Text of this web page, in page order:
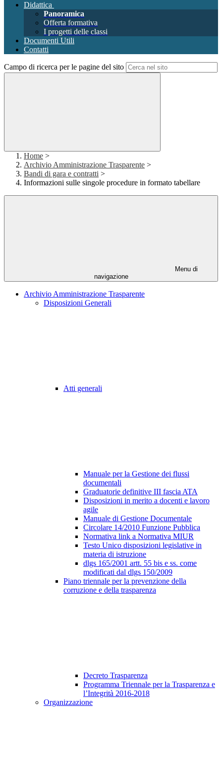
Didattica
Panoramica
Offerta formativa
I progetti delle classi
Documenti Utili
Contatti
Campo di ricerca per le pagine del sito
Home >
Archivio Amministrazione Trasparente >
Bandi di gara e contratti >
Informazioni sulle singole procedure in formato tabellare
Menu di
navigazione
Archivio Amministrazione Trasparente
Disposizioni Generali
Atti generali
Manuale per la Gestione dei flussi
documentali
Graduatorie definitive III fascia ATA
Disposizioni in merito a docenti e lavoro
agile
Manuale di Gestione Documentale
Circolare 14/2010 Funzione Pubblica
Normativa link a Normativa MIUR
Testo Unico disposizioni legislative in
materia di istruzione
dlgs 165/2001 artt. 55 bis e ss. come
modificati dal dlgs 150/2009
Piano triennale per la prevenzione della
corruzione e della trasparenza
Decreto Trasparenza
Programma Triennale per la Trasparenza e
l’Integrità 2016-2018
Organizzazione